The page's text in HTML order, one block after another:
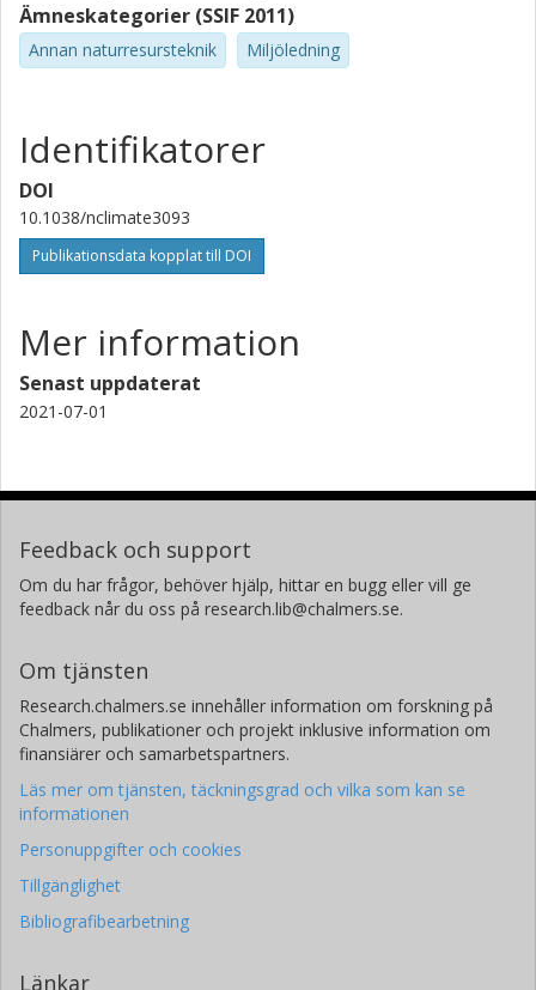
Ämneskategorier (SSIF 2011)
Annan naturresursteknik Miljöledning
Identifikatorer
DOI
10.1038/nclimate3093
Publikationsdata kopplat till DOI
Mer information
Senast uppdaterat
2021-07-01
Feedback och support
Om du har frågor, behöver hjälp, hittar en bugg eller vill ge
feedback når du oss på research.lib@chalmers.se.
Om tjänsten
Research.chalmers.se innehåller information om forskning på
Chalmers, publikationer och projekt inklusive information om
finansiärer och samarbetspartners.
Läs mer om tjänsten, täckningsgrad och vilka som kan se
informationen
Personuppgifter och cookies
Tillgänglighet
Bibliografibearbetning
Länkar